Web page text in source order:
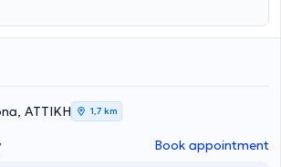
ΑΤΤΙΚΗ 1,7 km
Book appointment